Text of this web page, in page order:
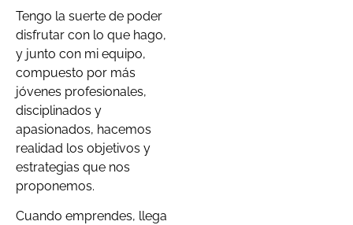
Tengo la suerte de poder
disfrutar con lo que hago,
y junto con mi equipo,
compuesto por más
jóvenes profesionales,
disciplinados y
apasionados, hacemos
realidad los objetivos y
estrategias que nos
proponemos.
Cuando emprendes, llega